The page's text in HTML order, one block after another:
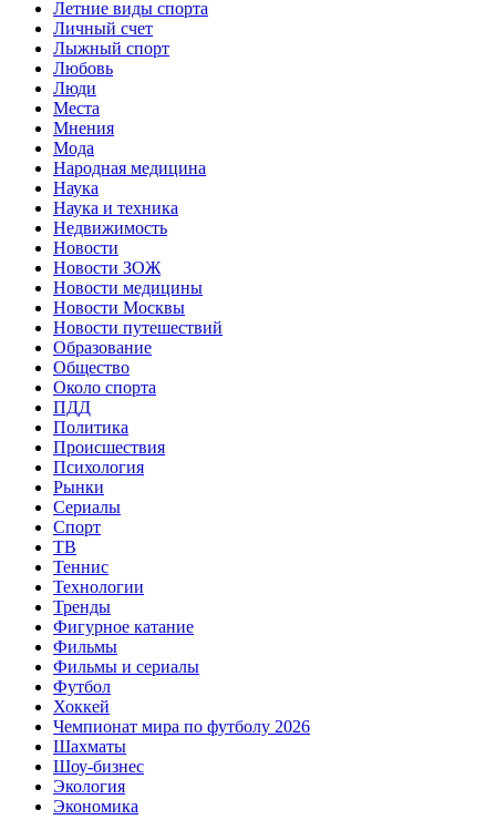
Летние виды спорта
Личный счет
Лыжный спорт
Любовь
Люди
Места
Мнения
Мода
Народная медицина
Наука
Наука и техника
Недвижимость
Новости
Новости ЗОЖ
Новости медицины
Новости Москвы
Новости путешествий
Образование
Общество
Около спорта
ПДД
Политика
Происшествия
Психология
Рынки
Сериалы
Спорт
ТВ
Теннис
Технологии
Тренды
Фигурное катание
Фильмы
Фильмы и сериалы
Футбол
Хоккей
Чемпионат мира по футболу 2026
Шахматы
Шоу-бизнес
Экология
Экономика